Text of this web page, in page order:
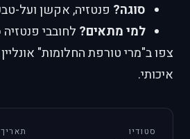
סוגה? פנטזיה, אקשן ועל-
למי מתאים? לחובבי
צפו ב"מרי טורפת החלומות"
איכותי.
סטודיו